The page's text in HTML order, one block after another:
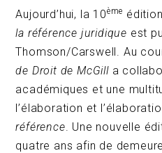
Aujourd’hui, la 10ème
la référence juridique est
Thomson/Carswell. Au
de Droit de McGilla
académiques et une
l’élaboration et
référence. Une nouvelle
quatre ans afin de